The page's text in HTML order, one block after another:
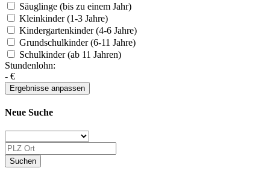
Säuglinge (bis zu einem Jahr)
Kleinkinder (1-3 Jahre)
Kindergartenkinder (4-6 Jahre)
Grundschulkinder (6-11 Jahre)
Schulkinder (ab 11 Jahren)
Stundenlohn:
- €
Neue Suche